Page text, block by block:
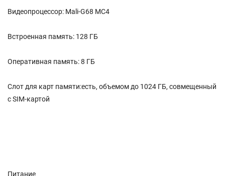
Видеопроцессор: Mali-G68 MC4
Встроенная память: 128 ГБ
Оперативная память: 8 ГБ
Слот для карт памяти:есть, объемом до 1024 ГБ, совмещенный
с SIM-картой
Питание